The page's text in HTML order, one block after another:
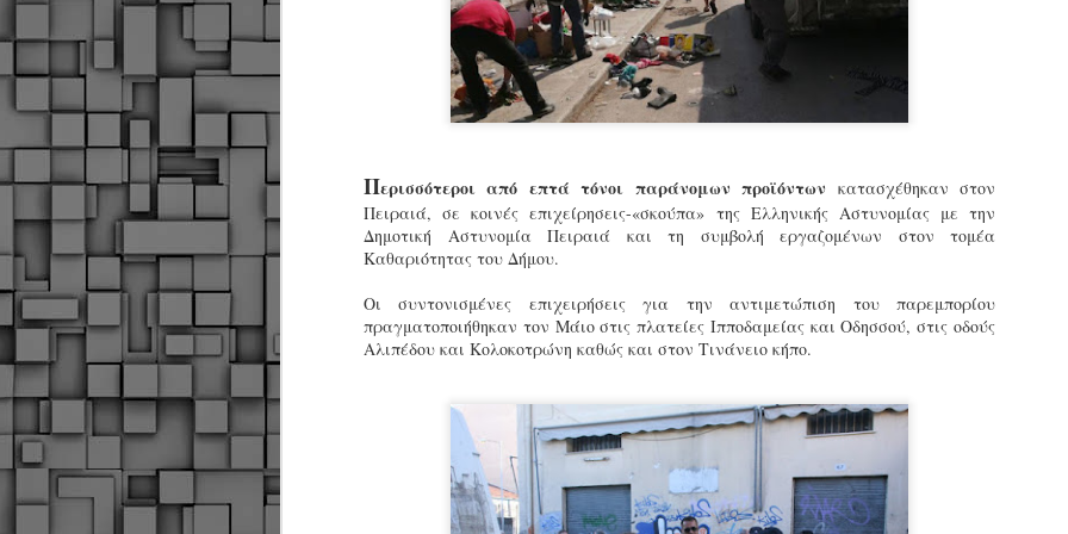
Περισσότεροι από επτά τόνοι παράνομων προϊόντων κατασχέθηκαν στον
Πειραιά, σε κοινές επιχείρησεις-«σκούπα» της Ελληνικής Αστυνομίας με την
Δημοτική Αστυνομία Πειραιά και τη συμβολή εργαζομένων στον τομέα
Καθαριότητας του Δήμου.
Οι συντονισμένες επιχειρήσεις για την αντιμετώπιση του παρεμπορίου
πραγματοποιήθηκαν τον Μάιο στις πλατείες Ιπποδαμείας και Οδησσού, στις οδούς
Αλιπέδου και Κολοκοτρώνη καθώς και στον Τινάνειο κήπο.
εκπαιδευμένους
ολοκαίνουργια
JUN JUN
Απολογισμός των
ελέγχων σε ιδιοκτήτες
JUN
Δημοτική Αστυνομία
Θεσσαλονίκης: Ένταση